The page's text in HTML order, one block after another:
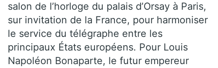
salon de l’horloge du palais d’Orsay à Paris,
sur invitation de la France, pour harmoniser
le service du télégraphe entre les
principaux États européens. Pour Louis
Napoléon Bonaparte, le futur empereur